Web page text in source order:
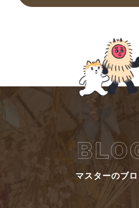
マスターのブ